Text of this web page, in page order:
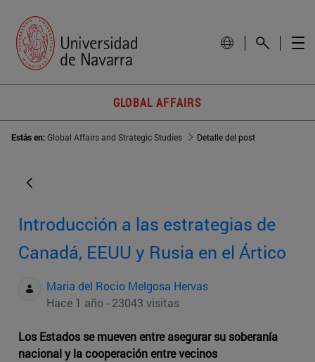
GLOBAL AFFAIRS
Estás en:Global Affairs and Strategic Studies Detalle del post
Introducción a las estrategias de
Canadá, EEUU y Rusia en el Ártico
Maria del Rocio Melgosa Hervas
Hace 1 año - 23043 visitas
Los Estados se mueven entre asegurar su soberanía
nacional y la cooperación entre vecinos